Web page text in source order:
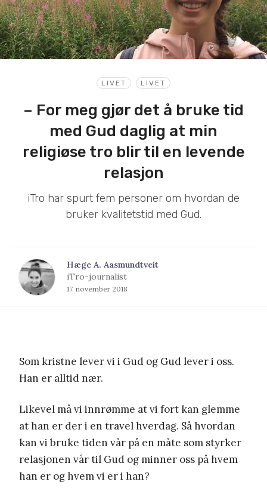
LIVET LIVET
– For meg gjør det å bruke tid
med Gud daglig at min
religiøse tro blir til en levende
relasjon
iTro har spurt fem personer om hvordan de
bruker kvalitetstid med Gud.
Hæge A. Aasmundtveit
iTro-journalist
17. november 2018
Som kristne lever vi i Gud og Gud lever i oss.
Han er alltid nær.
Likevel må vi innrømme at vi fort kan glemme
at han er der i en travel hverdag. Så hvordan
kan vi bruke tiden vår på en måte som styrker
relasjonen vår til Gud og minner oss på hvem
han er og hvem vi er i han?